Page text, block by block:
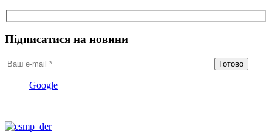
Підписатися на новини
Google